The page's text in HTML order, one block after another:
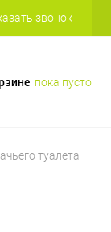
звонок
пока пусто
туалета